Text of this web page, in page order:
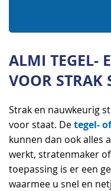
ALMI TEGEL-
VOOR STRAK
Strak en nauwkeurig
voor staat. Detegel-
kunnen dan ook alles
werkt, stratenmaker
toepassing is er een
waarmee u snel en